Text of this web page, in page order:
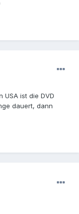
USA ist die DVD
dauert, dann